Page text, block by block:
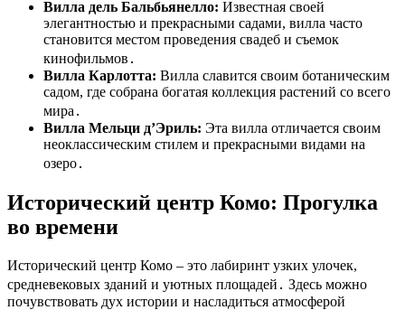
Вилла дель Бальбьянелло: Известная своей
элегантностью и прекрасными садами, вилла часто
становится местом проведения свадеб и съемок
кинофильмов․
Вилла Карлотта: Вилла славится своим ботаническим
садом, где собрана богатая коллекция растений со всего
мира․
Вилла Мельци д’Эриль: Эта вилла отличается своим
неоклассическим стилем и прекрасными видами на
озеро․
Исторический центр Комо: Прогулка
во времени
Исторический центр Комо – это лабиринт узких улочек,
средневековых зданий и уютных площадей․ Здесь можно
почувствовать дух истории и насладиться атмосферой